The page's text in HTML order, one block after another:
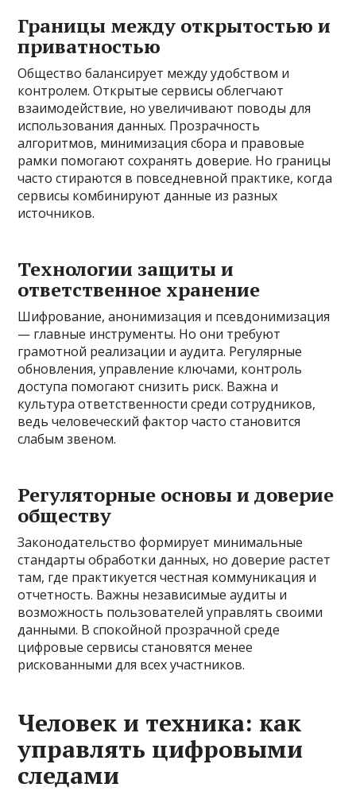
Границы между открытостью и
приватностью
Общество балансирует между удобством и
контролем. Открытые сервисы облегчают
взаимодействие, но увеличивают поводы для
использования данных. Прозрачность
алгоритмов, минимизация сбора и правовые
рамки помогают сохранять доверие. Но границы
часто стираются в повседневной практике, когда
сервисы комбинируют данные из разных
источников.
Технологии защиты и
ответственное хранение
Шифрование, анонимизация и псевдонимизация
— главные инструменты. Но они требуют
грамотной реализации и аудита. Регулярные
обновления, управление ключами, контроль
доступа помогают снизить риск. Важна и
культура ответственности среди сотрудников,
ведь человеческий фактор часто становится
слабым звеном.
Регуляторные основы и доверие
обществу
Законодательство формирует минимальные
стандарты обработки данных, но доверие растет
там, где практикуется честная коммуникация и
отчетность. Важны независимые аудиты и
возможность пользователей управлять своими
данными. В спокойной прозрачной среде
цифровые сервисы становятся менее
рискованными для всех участников.
Человек и техника: как
управлять цифровыми
следами